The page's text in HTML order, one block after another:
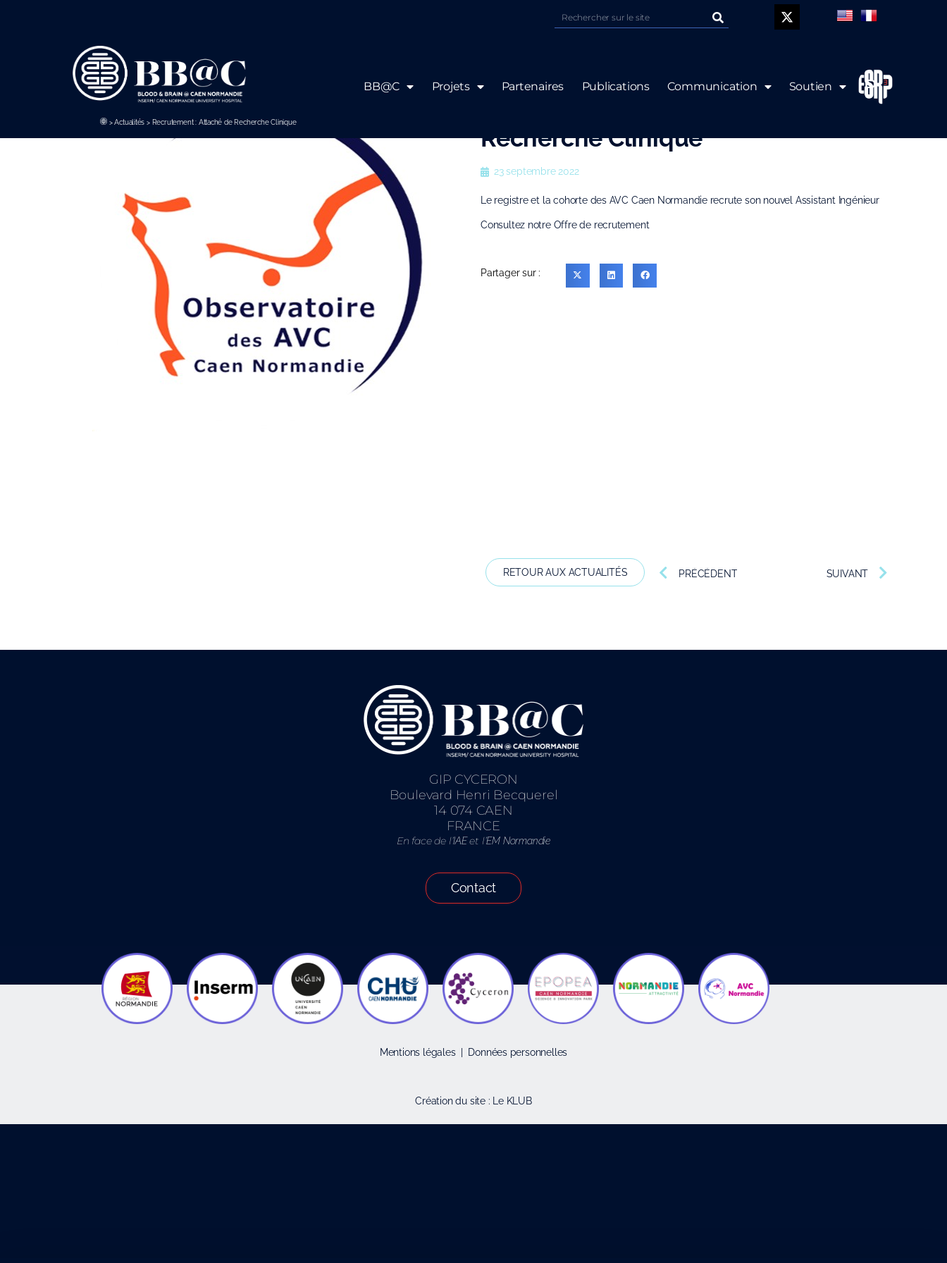
>Actualités > Recrutement : Attaché de Recherche Clinique
BB@C Projets Partenaires Publications Communication Soutien P
Recherche Clinique
23 septembre 2022
Le registre et la cohorte des AVC Caen Normandie recrute son nouvel Assistant Ingénieur
Consultez notre Offre de recrutement
Partager sur :
RETOUR AUX ACTUALITÉS PRÉCÉDENT SUIVANT
GIP CYCERON
Boulevard Henri Becquerel
14 074 CAEN
FRANCE
En face de l’IAEet l’EM Normandie
Contact
Mentions légales| Données personnelles
Création du site : Le KLUB